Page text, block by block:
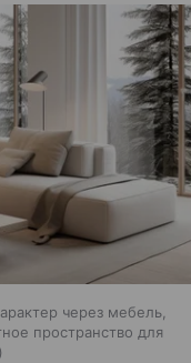
через мебель,
пространство для